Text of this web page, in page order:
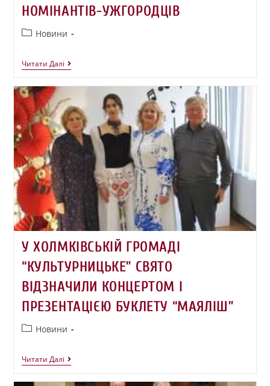
НОМІНАНТІВ-УЖГОРОДЦІВ
Новини
Читати Далі
У ХОЛМКІВСЬКІЙ ГРОМАДІ
“КУЛЬТУРНИЦЬКЕ” СВЯТО
ВІДЗНАЧИЛИ КОНЦЕРТОМ І
ПРЕЗЕНТАЦІЄЮ БУКЛЕТУ “МАЯЛІШ”
Новини
Читати Далі